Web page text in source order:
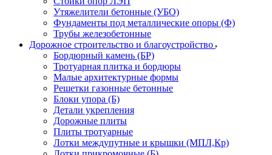
Утяжелители бетонные (УБО)
Фундаменты под металлические опоры (Ф)
Трубы железобетонные
Дорожное строительство и благоустройство
Бордюрный камень (БР)
Тротуарная плитка и бордюры
Малые архитектурные формы
Решетки газонные бетонные
Блоки упора (Б)
Детали укрепления
Дорожные плиты
Плиты тротуарные
Лотки междупутные и крышки (МПЛ,Кр)